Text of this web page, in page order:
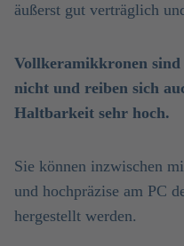
äußerst gut verträglich
Vollkeramikkronen sind
nicht und reiben sich
Haltbarkeit sehr hoch.
Sie können inzwischen
und hochpräzise am PC
hergestellt werden.